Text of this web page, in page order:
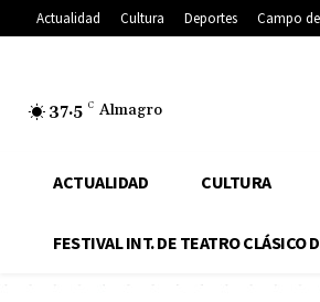
Actualidad Cultura Deportes Campo
37.5 C Almagro
ACTUALIDAD CULTURA
FESTIVAL INT. DE TEATRO CLÁSICO